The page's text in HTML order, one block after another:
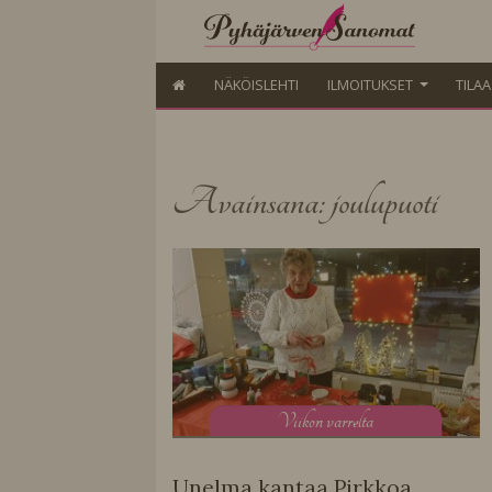
NÄKÖISLEHTI ILMOITUKSET
Avainsana: joulupuoti
Viikon varrelta